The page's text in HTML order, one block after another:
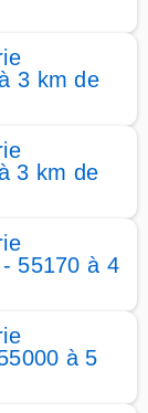
3 km de
3 km de
55170 à 4
à 5